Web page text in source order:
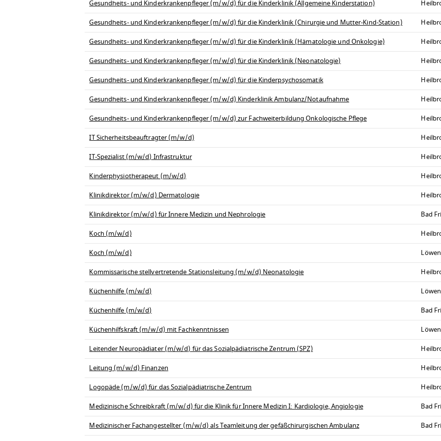
Gesundheits- und Kinderkrankenpfleger (m/w/d) für die Kinderklinik (Allgemeine Kinderstation)
Gesundheits- und Kinderkrankenpfleger (m/w/d) für die Kinderklinik (Chirurgie und Mutter-Kind-Station)
Gesundheits- und Kinderkrankenpfleger (m/w/d) für die Kinderklinik (Hämatologie und Onkologie)
Gesundheits- und Kinderkrankenpfleger (m/w/d) für die Kinderklinik (Neonatologie)
Gesundheits- und Kinderkrankenpfleger (m/w/d) für die Kinderpsychosomatik
Gesundheits- und Kinderkrankenpfleger (m/w/d) Kinderklinik Ambulanz/Notaufnahme
Gesundheits- und Kinderkrankenpfleger (m/w/d) zur Fachweiterbildung Onkologische Pflege
IT Sicherheitsbeauftragter (m/w/d)
IT-Spezialist (m/w/d) Infrastruktur
Kinderphysiotherapeut (m/w/d)
Klinikdirektor (m/w/d) Dermatologie
Klinikdirektor (m/w/d) für Innere Medizin und Nephrologie
Bad
Koch (m/w/d)
Koch (m/w/d)
Kommissarische stellvertretende Stationsleitung (m/w/d) Neonatologie
Küchenhilfe (m/w/d)
Küchenhilfe (m/w/d)
Bad
Küchenhilfskraft (m/w/d) mit Fachkenntnissen
Leitender Neuropädiater (m/w/d) für das Sozialpädiatrische Zentrum (SPZ)
Leitung (m/w/d) Finanzen
Logopäde (m/w/d) für das Sozialpädiatrische Zentrum
Medizinische Schreibkraft (m/w/d) für die Klinik für Innere Medizin I: Kardiologie, Angiologie
Bad
Medizinischer Fachangestellter (m/w/d) als Teamleitung der gefäßchirurgischen Ambulanz
Bad